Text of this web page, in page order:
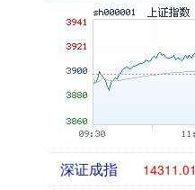
深证成指 14311.01